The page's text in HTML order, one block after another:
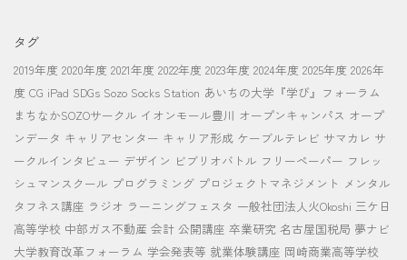
タグ
2019年度 2020年度 2021年度 2022年度 2023年度 2024年度 2025年度 2026年
度 CG iPad SDGs Sozo Socks Station あいちの大学『学び』フォーラム
まちなかSOZOサークル イオンモール豊川 オープンキャンパス オープ
ンデータ キャリアセンター キャリア形成 ケーブルテレビ サマカレ サ
ークルインタビュー デザイン ビブリオバトル フリーペーパー フレッ
シュマンスクール プログラミング プロジェクトマネジメント メンタル
タフネス講座 ラジオ ラーニングフェスタ 一般社団法人火Okoshi 三ケ日
高等学校 中部ガス不動産 会計 公開講座 卒業研究 名古屋国税局 夢ナビ
大学教育改革フォーラム 学会発表等 就業体験講座 岡崎商業高等学校